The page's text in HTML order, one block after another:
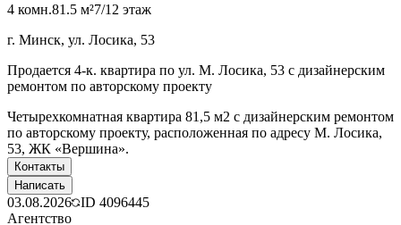
4 комн.81.5 м²7/12 этаж
г. Минск, ул. Лосика, 53
Продается 4-к. квартира по ул. М. Лосика, 53 с дизайнерским
ремонтом по авторскому проекту
Четырехкомнатная квартира 81,5 м2 с дизайнерским ремонтом
по авторскому проекту, расположенная по адресу М. Лосика,
53, ЖК «Вершина».
Контакты
Написать
03.08.2026 ID 4096445
Агентство